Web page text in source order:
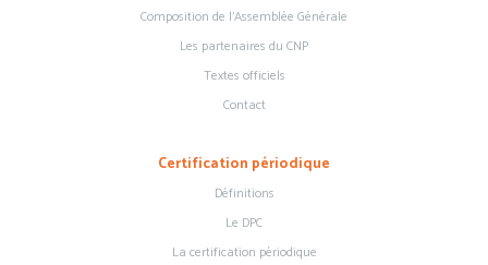
Composition de l’Assemblée Générale
Les partenaires du CNP
Textes officiels
Contact
Certification périodique
Définitions
Le DPC
La certification périodique